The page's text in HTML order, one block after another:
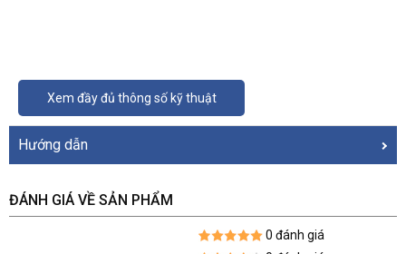
Xem đầy đủ thông số kỹ thuật
Hướng dẫn
ĐÁNH GIÁ VỀ SẢN PHẨM
0 đánh giá